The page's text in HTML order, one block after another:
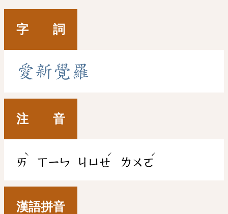
字 詞
愛新覺羅
注 音
ㄞ
ˋ
ㄒㄧㄣ ㄐㄩㄝ
ˊ
ㄌㄨㄛ
ˊ
漢語拼音